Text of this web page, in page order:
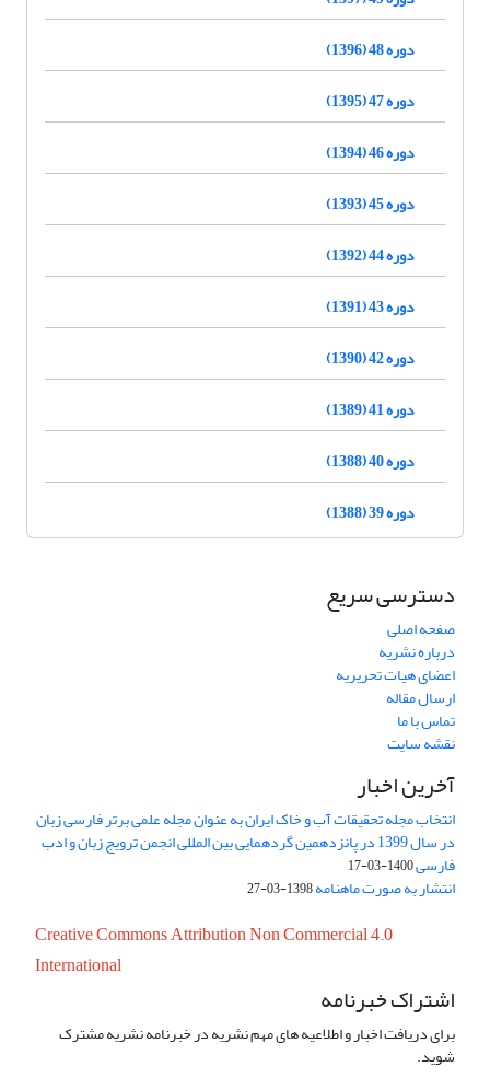
دوره 48 (1396)
دوره 47 (1395)
دوره 46 (1394)
دوره 45 (1393)
دوره 44 (1392)
دوره 43 (1391)
دوره 42 (1390)
دوره 41 (1389)
دوره 40 (1388)
دوره 39 (1388)
دسترسی سریع
صفحه اصلی
درباره نشریه
اعضای هیات تحریریه
ارسال مقاله
تماس با ما
نقشه سایت
آخرین اخبار
انتخاب مجله تحقیقات آب و خاک ایران به عنوان مجله علمی برتر فارسی زبان
در سال 1399 در پانزدهمین گردهمایی بین المللی انجمن ترویج زبان و ادب
فارسی1400-03-17
انتشار به صورت ماهنامه1398-03-27
Creative Commons Attribution Non Commercial 4.0
International
اشتراک خبرنامه
برای دریافت اخبار و اطلاعیه های مهم نشریه در خبرنامه نشریه مشترک
شوید.